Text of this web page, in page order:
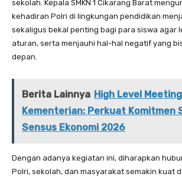
sekolah. Kepala SMKN 1 Cikarang Barat
kehadiran Polri di lingkungan pendidikan
sekaligus bekal penting bagi para siswa agar
aturan, serta menjauhi hal-hal negatif yang
depan.
Berita Lainnya High Level
Kementerian: Perkuat Komitmen
Sensus Ekonomi 2026
Dengan adanya kegiatan ini, diharapkan
Polri, sekolah, dan masyarakat semakin kuat